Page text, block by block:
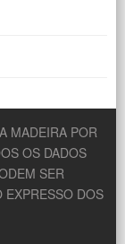
MADEIRA POR
OS DADOS
SER
EXPRESSO DOS